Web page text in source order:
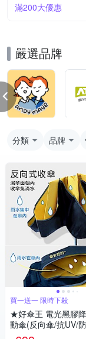
滿200大優惠
嚴選品牌
分類 品牌
買一送一 限時下殺
★好傘王 電光黑膠
動傘(反向傘/抗UV/
自動雨傘/摺疊傘降